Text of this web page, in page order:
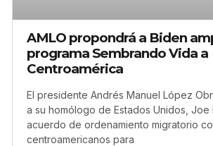
AMLO propondrá a Biden
programa Sembrando Vida a
Centroamérica
El presidente Andrés Manuel López
a su homólogo de Estados Unidos, Joe
acuerdo de ordenamiento migratorio
centroamericanos para